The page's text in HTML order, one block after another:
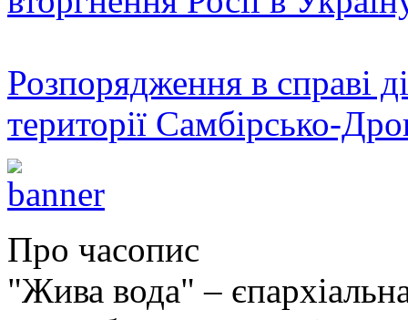
Розпорядження в справі
території Самбірсько-
Про часопис
"Жива вода" –